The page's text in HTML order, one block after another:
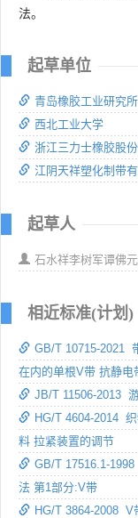
法。
起草单位
青岛橡胶工业研究所
西北工业大学
浙江三力士橡胶股
江阴天祥塑化制带
起草人
石水祥李树军谭佛
相近标准(计划)
GB/T 10715-2021
在内的单根V带 抗静
JB/T 11506-2013
HG/T 4604-2014
料 拉紧装置的调节
GB/T 17516.1-
法 第1部分:V带
HG/T 3864-2008 V